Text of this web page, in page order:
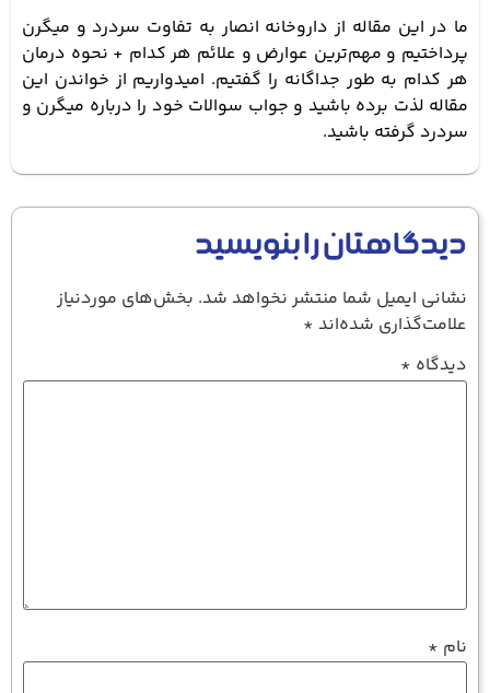
ما در این مقاله از داروخانه انصار به تفاوت سردرد و میگرن
پرداختیم و مهم‌ترین عوارض و علائم هر کدام + نحوه درمان
هر کدام به طور جداگانه را گفتیم. امیدواریم از خواندن این
مقاله لذت برده باشید و جواب سوالات خود را درباره میگرن و
سردرد گرفته باشید.
دیدگاهتان را بنویسید
نشانی ایمیل شما منتشر نخواهد شد.بخش‌های موردنیاز
علامت‌گذاری شده‌اند*
دیدگاه*
نام*